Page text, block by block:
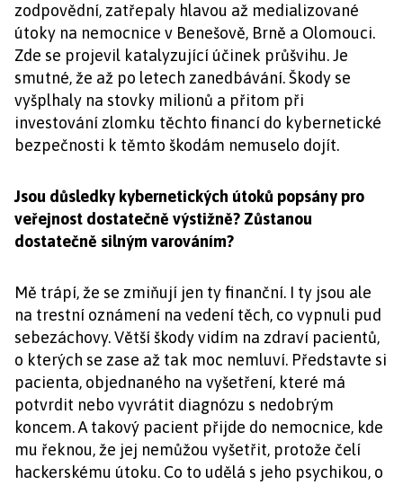
zodpovědní, zatřepaly hlavou až medializované
útoky na nemocnice v Benešově, Brně a Olomouci.
Zde se projevil katalyzující účinek průšvihu. Je
smutné, že až po letech zanedbávání. Škody se
vyšplhaly na stovky milionů a přitom při
investování zlomku těchto financí do kybernetické
bezpečnosti k těmto škodám nemuselo dojít.
Jsou důsledky kybernetických útoků popsány pro
veřejnost dostatečně výstižně? Zůstanou
dostatečně silným varováním?
Mě trápí, že se zmiňují jen ty finanční. I ty jsou ale
na trestní oznámení na vedení těch, co vypnuli pud
sebezáchovy. Větší škody vidím na zdraví pacientů,
o kterých se zase až tak moc nemluví. Představte si
pacienta, objednaného na vyšetření, které má
potvrdit nebo vyvrátit diagnózu s nedobrým
koncem. A takový pacient přijde do nemocnice, kde
mu řeknou, že jej nemůžou vyšetřit, protože čelí
hackerskému útoku. Co to udělá s jeho psychikou, o